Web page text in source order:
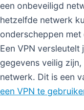
een onbeveiligd
hetzelfde netwerk
onderscheppen met
Een VPN
gegevens veilig
netwerk. Dit is een
een VPN te